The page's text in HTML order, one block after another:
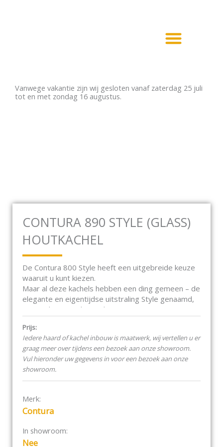
Vanwege vakantie zijn wij gesloten vanaf zaterdag 25 juli
tot en met zondag 16 augustus.
CONTURA 890 STYLE (GLASS)
HOUTKACHEL
De Contura 800 Style heeft een uitgebreide keuze
waaruit u kunt kiezen.
Maar al deze kachels hebben een ding gemeen – de
elegante en eigentijdse uitstraling Style genaamd,
een update van de eerdere Contura 800 serie.
De afwerking en de techniek zijn verbeterd.
Grotere en bredere ruiten, minder toevoegingen
en meer kleuropties zijn een paar van deze
aanpassingen van de nieuwe uitstraling.
Innovatieve functies zoals een automatische functie
voor een snelle ontbranding, een boost functie om
leven te blazen in nagloeiend as en een stille aslade
maken het onderhouden en aanmaken van het vuur
zoveel gemakkelijker.
Kortom een compacte kachel die makkelijk overal in
Prijs:
Iedere haard of kachel inbouw is maatwerk, wij vertellen u er
graag meer over tijdens een bezoek aan onze showroom.
Vul hieronder uw gegevens in voor een bezoek aan onze
showroom.
Merk:
Contura
In showroom:
Nee